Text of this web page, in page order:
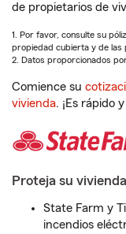
de propietarios de
1. Por favor, consulte su
propiedad cubierta y de las
2. Datos proporcionados
Comience su
vivienda. ¡Es rápido
Proteja su
State Farm y
incendios